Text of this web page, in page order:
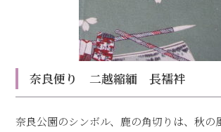
奈良便り 二越縮緬 長襦袢
奈良公園のシンボル、鹿の角切りは、秋の